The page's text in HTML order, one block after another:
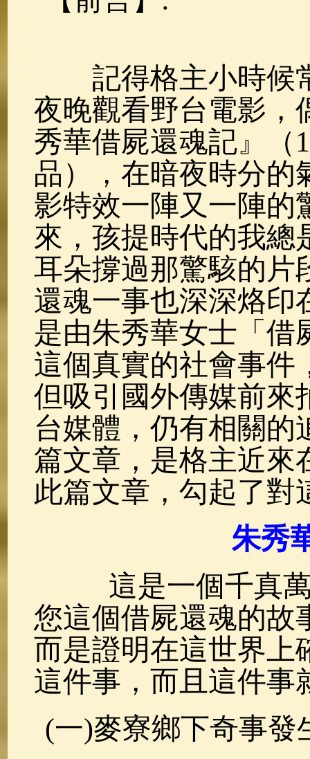
記得格主小時候
夜晚觀看野台電影，
秀華借屍還魂記』（
品），在暗夜時分的
影特效一陣又一陣的
來，孩提時代的我總
耳朵撐過那驚駭的片
還魂一事也深深烙印
是由朱秀華女士「借
這個真實的社會事件
但吸引國外傳媒前來
台媒體，仍有相關的
篇文章，是格主近來
此篇文章，勾起了
朱秀
這是一個千真萬
您這個借屍還魂的故
而是證明在這世界上
這件事，而且這件事
(一)麥寮鄉下奇事發